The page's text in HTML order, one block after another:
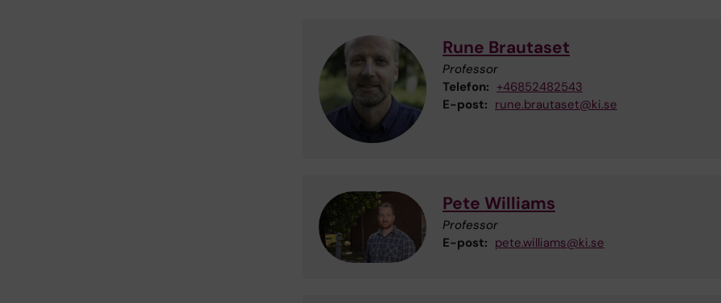
Rune Brautaset
Professor
Telefon: +46852482543
E-post: rune.brautaset@ki.se
Pete Williams
Professor
E-post: pete.williams@ki.se